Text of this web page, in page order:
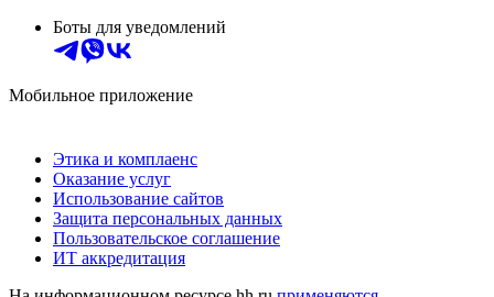
Боты для уведомлений
Мобильное приложение
Этика и комплаенс
Оказание услуг
Использование сайтов
Защита персональных данных
Пользовательское соглашение
ИТ аккредитация